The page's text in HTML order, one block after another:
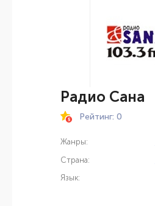
Радио Сана
Рейтинг: 0
Жанры:
Страна:
Язык: